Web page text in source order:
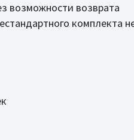
возможности возврата
комплекта